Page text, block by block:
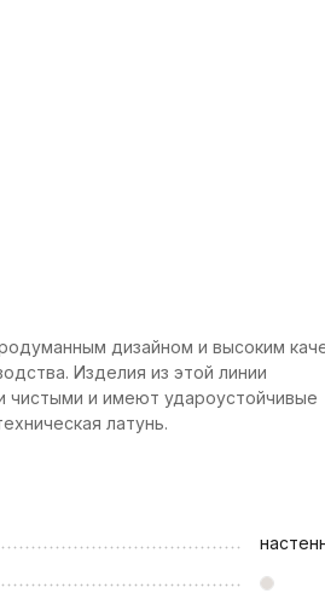
дизайном и высоким
Изделия из этой линии
чистыми и имеют удароустойчивые
латунь.